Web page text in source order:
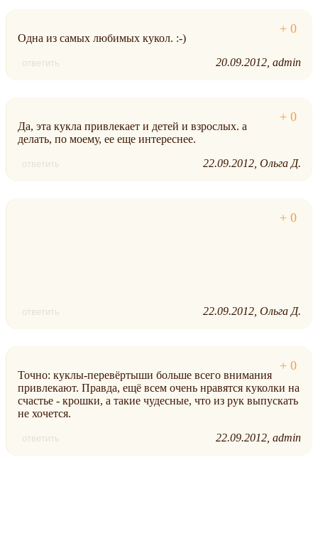
Одна из самых любимых кукол. :-)
ответить 20.09.2012 admin
Да, эта кукла привлекает и детей и взрослых. а
делать, по моему, ее еще интереснее.
ответить 22.09.2012 Ольга Д.
ответить 22.09.2012 Ольга Д.
Точно: куклы-перевёртыши больше всего внимания
привлекают. Правда, ещё всем очень нравятся куколки на
счастье - крошки, а такие чудесные, что из рук выпускать
не хочется.
ответить 22.09.2012 admin